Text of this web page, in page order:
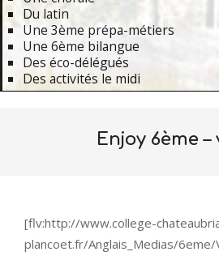
Du latin
Une 3ème prépa-métiers
Une 6ème bilangue
Des éco-délégués
Des activités le midi
Enjoy 6ème –
[flv:http://www.college-
plancoet.fr/Anglais_Medias/